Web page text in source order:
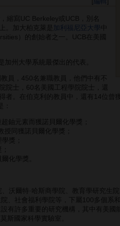
寫UC Berkeley或UCB，別名
。加大柏克萊是 加利福尼亞大學
中
）的創始者之一。UCB在美國
州大學系統最傑出的代表。
員，450名兼職教員，他們中有不
院士，60名美國工程學院院士，還
者。在伯克利的教員中，還有14位曾
鈾元素而獲諾貝爾化學獎；
同獲諾貝爾化學獎；
獎；
化學獎。
爾特·哈斯商學院、教育學研究生院
、社會福利學院等，下屬100多個系
有許多重要的研究機構，其中有美國
斯國家科學實驗室。